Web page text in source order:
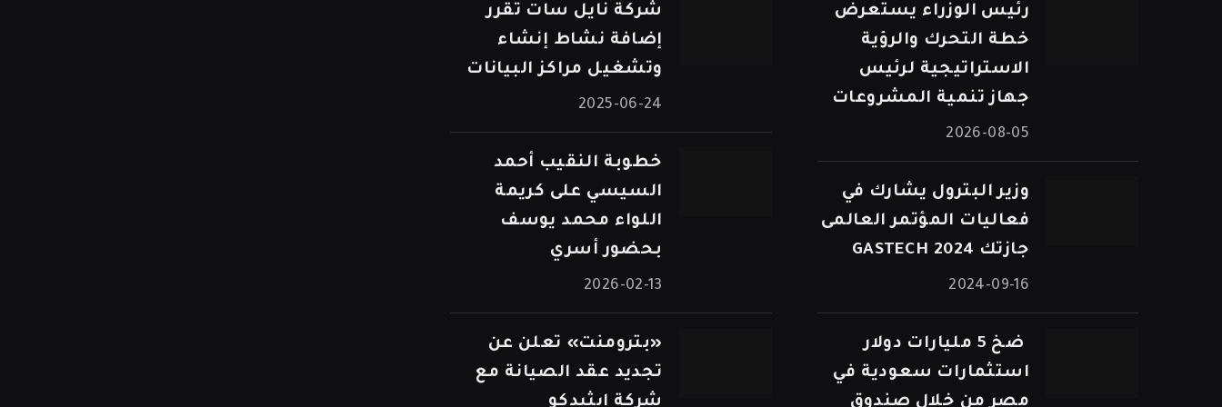
رئيس الوزراء يستعرض
خطة التحرك والرؤية
الاستراتيجية لرئيس
جهاز تنمية المشروعات
2026-08-05
وزير البترول يشارك في
فعاليات المؤتمر العالمى
جازتك 2024 GASTECH
2024-09-16
⁠ ضخ 5 مليارات دولار
استثمارات سعودية في
مصر من خلال صندوق
شركة نايل سات تقرر
إضافة نشاط إنشاء
وتشغيل مراكز البيانات
2025-06-24
خطوبة النقيب أحمد
السيسي على كريمة
اللواء محمد يوسف
بحضور أسري
2026-02-13
«بترومنت» تعلن عن
تجديد عقد الصيانة مع
شركة إيثيدكو